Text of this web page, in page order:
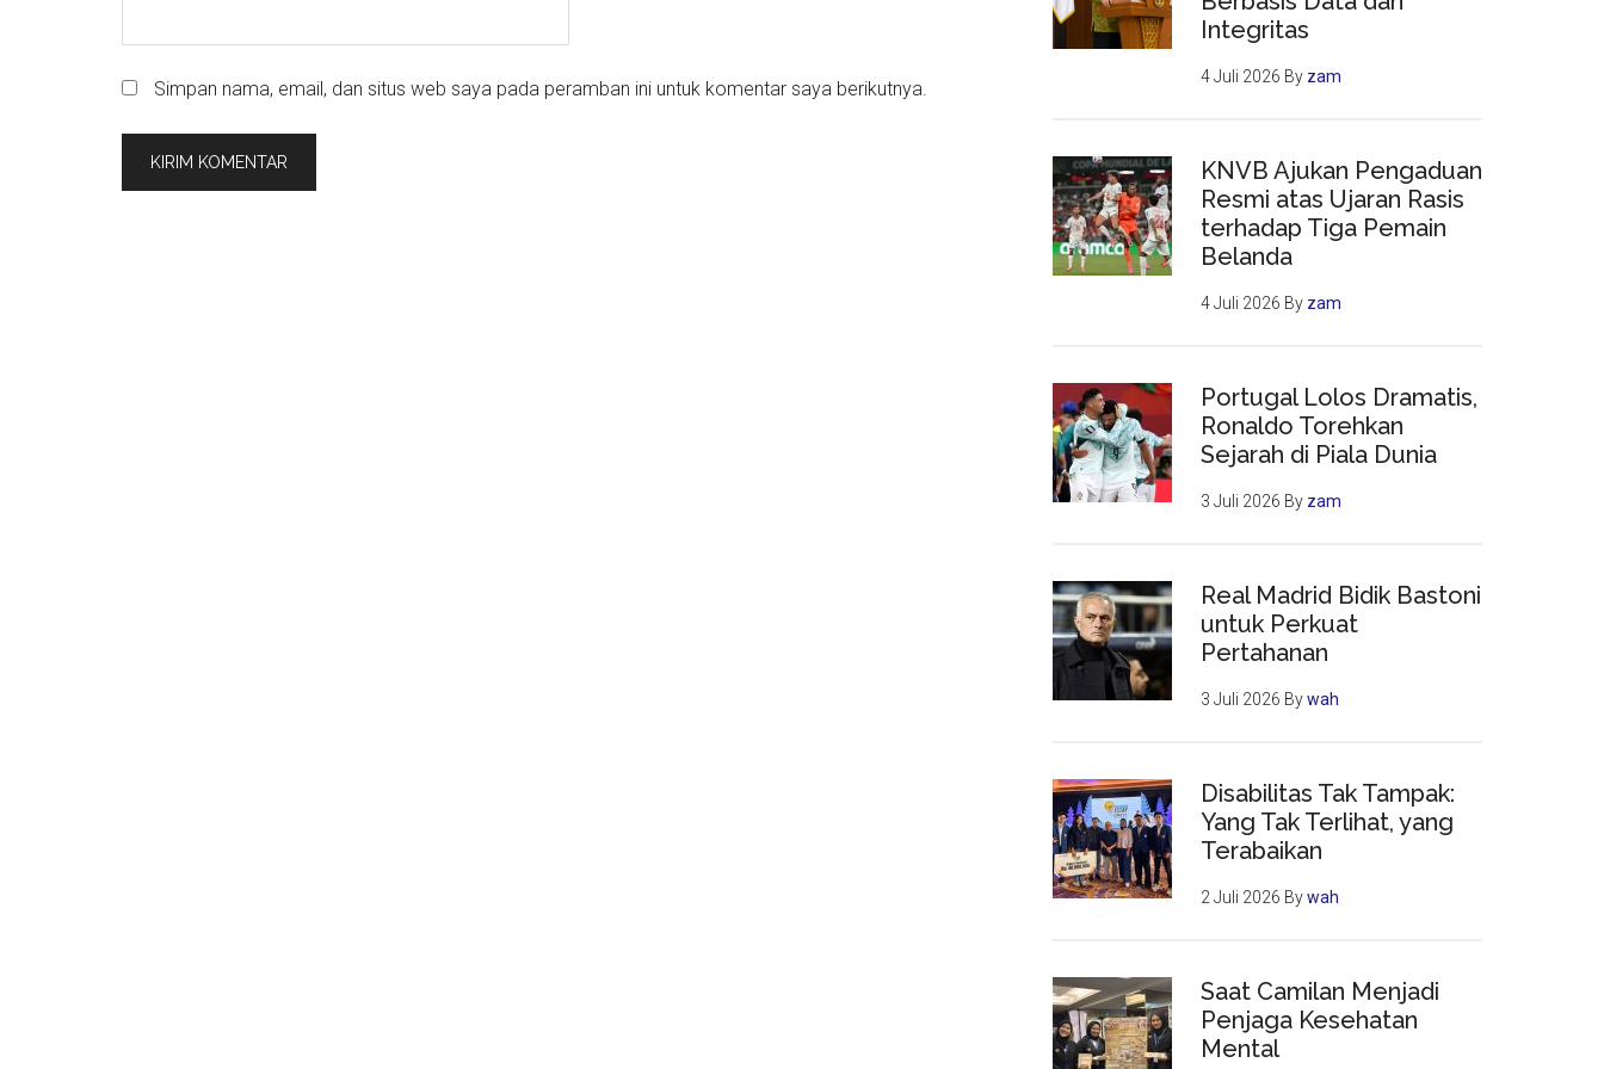
Simpan nama, email, dan situs web saya pada peramban ini untuk komentar saya berikutnya.
Integritas
4 Juli 2026 By zam
KNVB Ajukan Pengaduan
Resmi atas Ujaran Rasis
terhadap Tiga Pemain
Belanda
4 Juli 2026 By zam
Portugal Lolos Dramatis,
Ronaldo Torehkan
Sejarah di Piala Dunia
3 Juli 2026 By zam
Real Madrid Bidik Bastoni
untuk Perkuat
Pertahanan
3 Juli 2026 Bywah
Disabilitas Tak Tampak:
Yang Tak Terlihat, yang
Terabaikan
2 Juli 2026 Bywah
Saat Camilan Menjadi
Penjaga Kesehatan
Mental